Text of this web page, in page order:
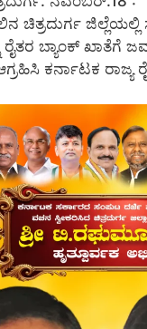
ಚಿತ್ರದುರ್ಗ
ರೈತರ ಬ್ಯಾಂಕ್ ಖಾತೆಗೆ
ಕರ್ನಾಟಕ ರಾಜ್ಯ